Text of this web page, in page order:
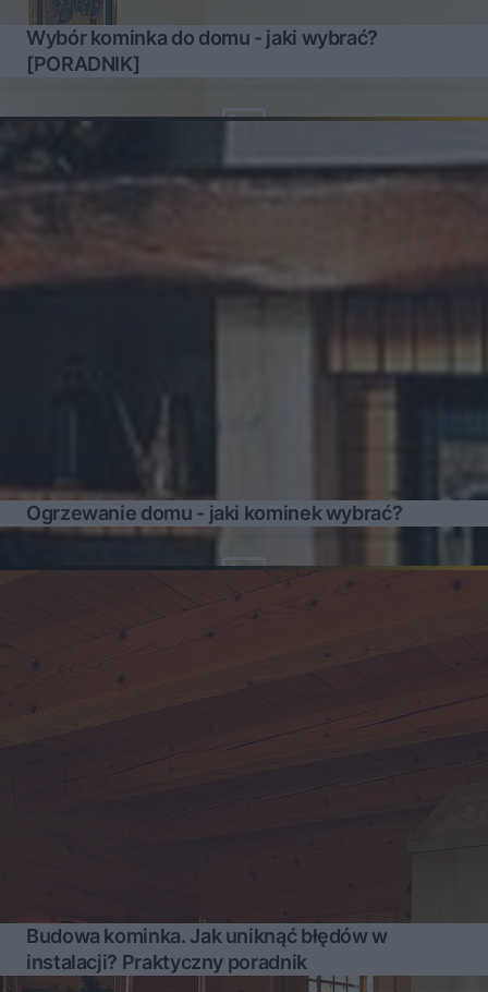
Wybór kominka do domu - jaki wybrać?
[PORADNIK]
Ogrzewanie domu - jaki kominek wybrać?
Budowa kominka. Jak uniknąć błędów w
instalacji? Praktyczny poradnik